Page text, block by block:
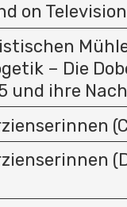
on Television
– Die
und ihre